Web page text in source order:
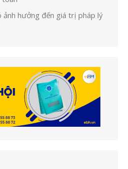
ảnh hưởng đến giá trị pháp lý